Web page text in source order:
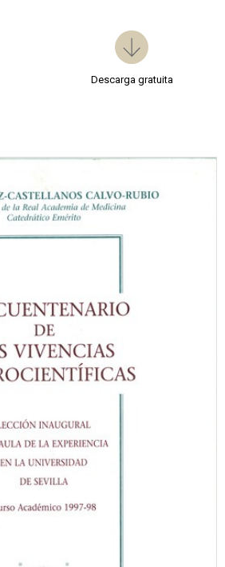
Descarga gratuita